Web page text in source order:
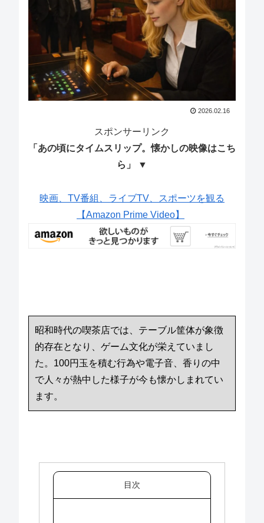
2026.02.16
スポンサーリンク
「あの頃にタイムスリップ。懐かしの映像はこち
ら」 ▼
映画、TV番組、ライブTV、スポーツを観る
【Amazon Prime Video】
昭和時代の喫茶店では、テーブル筐体が象徴
的存在となり、ゲーム文化が栄えていまし
た。100円玉を積む行為や電子音、香りの中
で人々が熱中した様子が今も懐かしまれてい
ます。
目次